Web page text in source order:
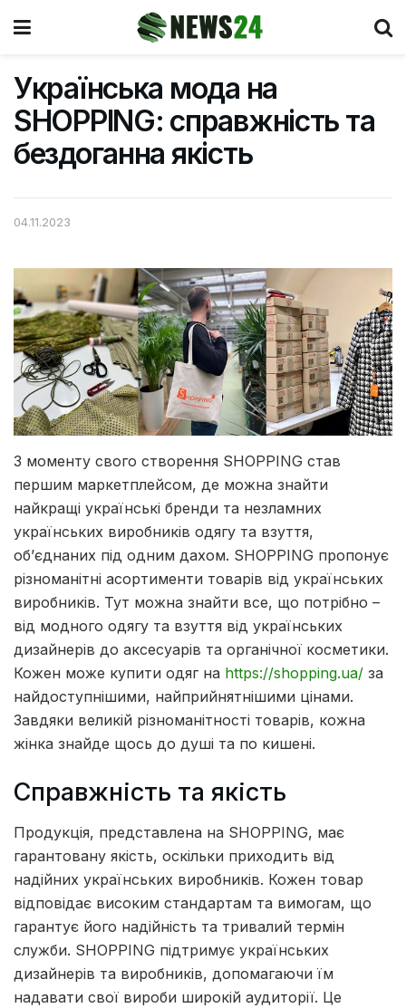
Українська мода на
SHOPPING: справжність та
бездоганна якість
04.11.2023
З моменту свого створення SHOPPING став
першим маркетплейсом, де можна знайти
найкращі українські бренди та незламних
українських виробників одягу та взуття,
об’єднаних під одним дахом. SHOPPING пропонує
різноманітні асортименти товарів від українських
виробників. Тут можна знайти все, що потрібно –
від модного одягу та взуття від українських
дизайнерів до аксесуарів та органічної косметики.
Кожен може купити одяг на https://shopping.ua/ за
найдоступнішими, найприйнятнішими цінами.
Завдяки великій різноманітності товарів, кожна
жінка знайде щось до душі та по кишені.
Справжність та якість
Продукція, представлена на SHOPPING, має
гарантовану якість, оскільки приходить від
надійних українських виробників. Кожен товар
відповідає високим стандартам та вимогам, що
гарантує його надійність та тривалий термін
служби. SHOPPING підтримує українських
дизайнерів та виробників, допомагаючи їм
надавати свої вироби широкій аудиторії. Це